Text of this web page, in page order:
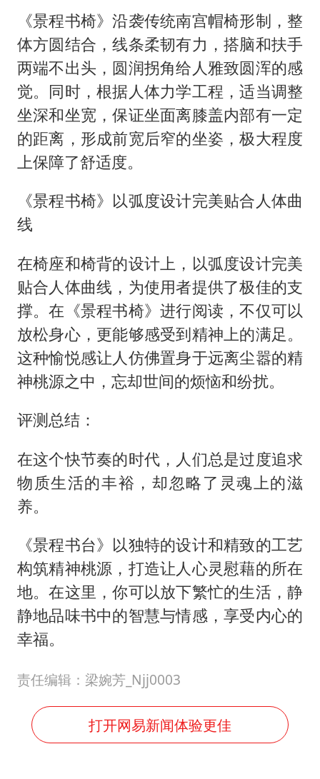
《景程书椅》沿袭传统南宫帽椅形制，整
体方圆结合，线条柔韧有力，搭脑和扶手
两端不出头，圆润拐角给人雅致圆浑的感
觉。同时，根据人体力学工程，适当调整
坐深和坐宽，保证坐面离膝盖内部有一定
的距离，形成前宽后窄的坐姿，极大程度
上保障了舒适度。
《景程书椅》以弧度设计完美贴合人体曲
线
在椅座和椅背的设计上，以弧度设计完美
贴合人体曲线，为使用者提供了极佳的支
撑。在《景程书椅》进行阅读，不仅可以
放松身心，更能够感受到精神上的满足。
这种愉悦感让人仿佛置身于远离尘嚣的精
神桃源之中，忘却世间的烦恼和纷扰。
评测总结：
在这个快节奏的时代，人们总是过度追求
物质生活的丰裕，却忽略了灵魂上的滋
养。
《景程书台》以独特的设计和精致的工艺
构筑精神桃源，打造让人心灵慰藉的所在
地。在这里，你可以放下繁忙的生活，静
静地品味书中的智慧与情感，享受内心的
幸福。
责任编辑：梁婉芳_Njj0003
打开网易新闻体验更佳